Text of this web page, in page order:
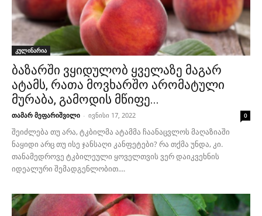
კულინარია
ბაზარში ვყიდულობ ყველაზე მაგარ
ატამს, რათა მოვხარშო არომატული
მურაბა, გამოდის მწიფე...
თამარ მეფარიშვილი - ივნისი 17, 2022 0
შეიძლება თუ არა, ტკბილმა ატამმა ჩაანაცვლოს მაღაზიაში
ნაყიდი არც თუ ისე ჯანსაღი კანფეტები? რა თქმა უნდა, კი.
თანამედროვე ტკბილეული ყოველთვის ვერ დაიკვეხნის
იდეალური შემადგენლობით....